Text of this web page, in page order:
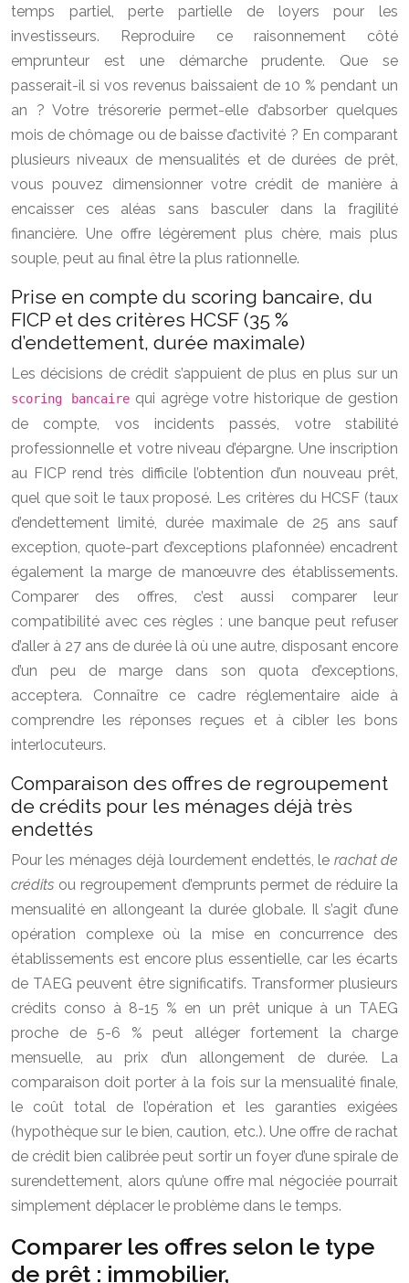
temps partiel, perte partielle de loyers pour les
investisseurs. Reproduire ce raisonnement côté
emprunteur est une démarche prudente. Que se
passerait-il si vos revenus baissaient de 10 % pendant un
an ? Votre trésorerie permet-elle d’absorber quelques
mois de chômage ou de baisse d’activité ? En comparant
plusieurs niveaux de mensualités et de durées de prêt,
vous pouvez dimensionner votre crédit de manière à
encaisser ces aléas sans basculer dans la fragilité
financière. Une offre légèrement plus chère, mais plus
souple, peut au final être la plus rationnelle.
Prise en compte du scoring bancaire, du
FICP et des critères HCSF (35 %
d’endettement, durée maximale)
Les décisions de crédit s’appuient de plus en plus sur un
scoring bancairequi agrège votre historique de gestion
de compte, vos incidents passés, votre stabilité
professionnelle et votre niveau d’épargne. Une inscription
au FICP rend très difficile l’obtention d’un nouveau prêt,
quel que soit le taux proposé. Les critères du HCSF (taux
d’endettement limité, durée maximale de 25 ans sauf
exception, quote-part d’exceptions plafonnée) encadrent
également la marge de manœuvre des établissements.
Comparer des offres, c’est aussi comparer leur
compatibilité avec ces règles : une banque peut refuser
d’aller à 27 ans de durée là où une autre, disposant encore
d’un peu de marge dans son quota d’exceptions,
acceptera. Connaître ce cadre réglementaire aide à
comprendre les réponses reçues et à cibler les bons
interlocuteurs.
Comparaison des offres de regroupement
de crédits pour les ménages déjà très
endettés
Pour les ménages déjà lourdement endettés, le rachat de
crédits ou regroupement d’emprunts permet de réduire la
mensualité en allongeant la durée globale. Il s’agit d’une
opération complexe où la mise en concurrence des
établissements est encore plus essentielle, car les écarts
de TAEG peuvent être significatifs. Transformer plusieurs
crédits conso à 8-15 % en un prêt unique à un TAEG
proche de 5-6 % peut alléger fortement la charge
mensuelle, au prix d’un allongement de durée. La
comparaison doit porter à la fois sur la mensualité finale,
le coût total de l’opération et les garanties exigées
(hypothèque sur le bien, caution, etc.). Une offre de rachat
de crédit bien calibrée peut sortir un foyer d’une spirale de
surendettement, alors qu’une offre mal négociée pourrait
simplement déplacer le problème dans le temps.
Comparer les offres selon le type
de prêt : immobilier,